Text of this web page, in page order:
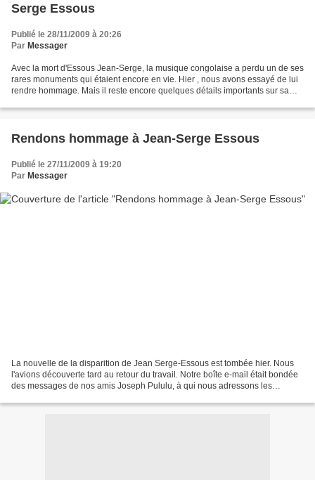
Serge Essous
Publié le 28/11/2009 à 20:26
Par Messager
Avec la mort d'Essous Jean-Serge, la musique congolaise a perdu un de ses
rares monuments qui étaient encore en vie. Hier , nous avons essayé de lui
rendre hommage. Mais il reste encore quelques détails importants sur sa
Rendons hommage à Jean-Serge Essous
Publié le 27/11/2009 à 19:20
Par Messager
La nouvelle de la disparition de Jean Serge-Essous est tombée hier. Nous
l'avions découverte tard au retour du travail. Notre boîte e-mail était bondée
des messages de nos amis Joseph Pululu, à qui nous adressons les